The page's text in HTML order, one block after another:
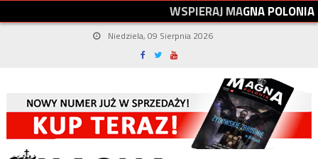
WSPIERAJMAGNAPOLONIA
Niedziela, 09 Sierpnia 2026